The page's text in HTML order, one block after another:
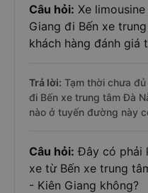
Câu hỏi: Xe
Giang đi Bến xe
khách hàng đánh giá
Trả lời: Tạm thời chưa
đi Bến xe trung tâm Đà
nào ở tuyến đường này
Câu hỏi: Đây có phải
xe từ Bến xe trung
- Kiên Giang không?